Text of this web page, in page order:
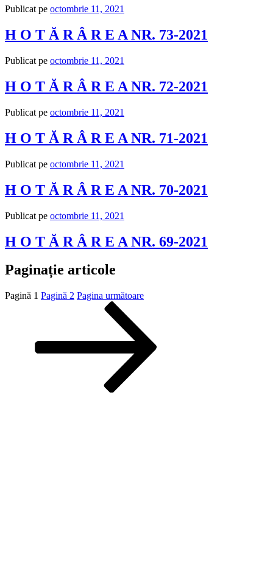
Publicat pe octombrie 11, 2021
H O T Ă R Â R E A NR. 73-2021
Publicat pe octombrie 11, 2021
H O T Ă R Â R E A NR. 72-2021
Publicat pe octombrie 11, 2021
H O T Ă R Â R E A NR. 71-2021
Publicat pe octombrie 11, 2021
H O T Ă R Â R E A NR. 70-2021
Publicat pe octombrie 11, 2021
H O T Ă R Â R E A NR. 69-2021
Paginație articole
Pagină 1 Pagină 2 Pagina următoare